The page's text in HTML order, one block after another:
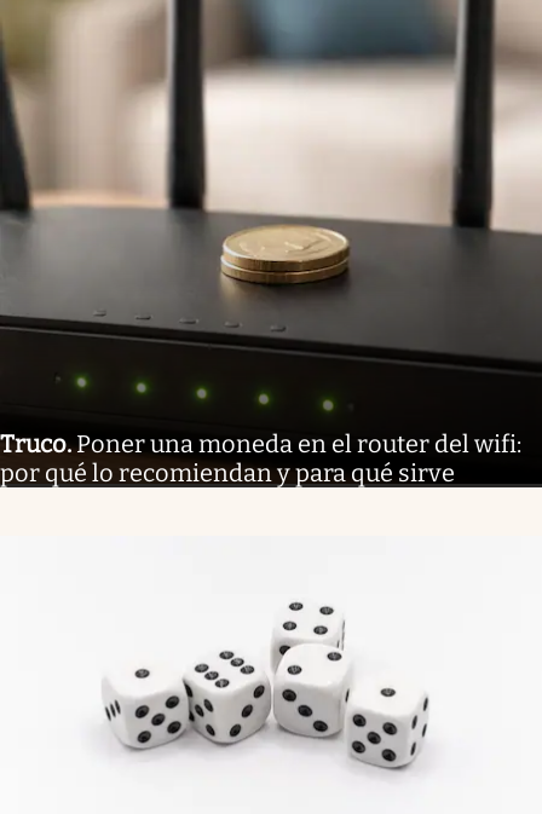
Truco.Poner una moneda en el router del wifi:
por qué lo recomiendan y para qué sirve